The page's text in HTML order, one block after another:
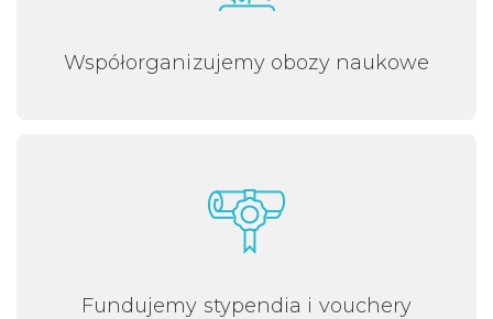
Współorganizujemy obozy naukowe
Fundujemy stypendia i vouchery